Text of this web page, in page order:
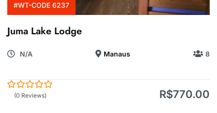
#WT-CODE 6237
Juma Lake Lodge
N/A Manaus 8
R$770.00
(0 Reviews)